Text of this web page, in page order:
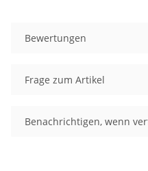
Bewertungen
Frage zum Artikel
Benachrichtigen, wenn